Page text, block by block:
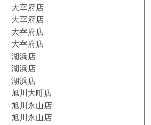
宰府店
宰府店
宰府店
宰府店
浜店
浜店
浜店
川大町店
川永山店
川永山店